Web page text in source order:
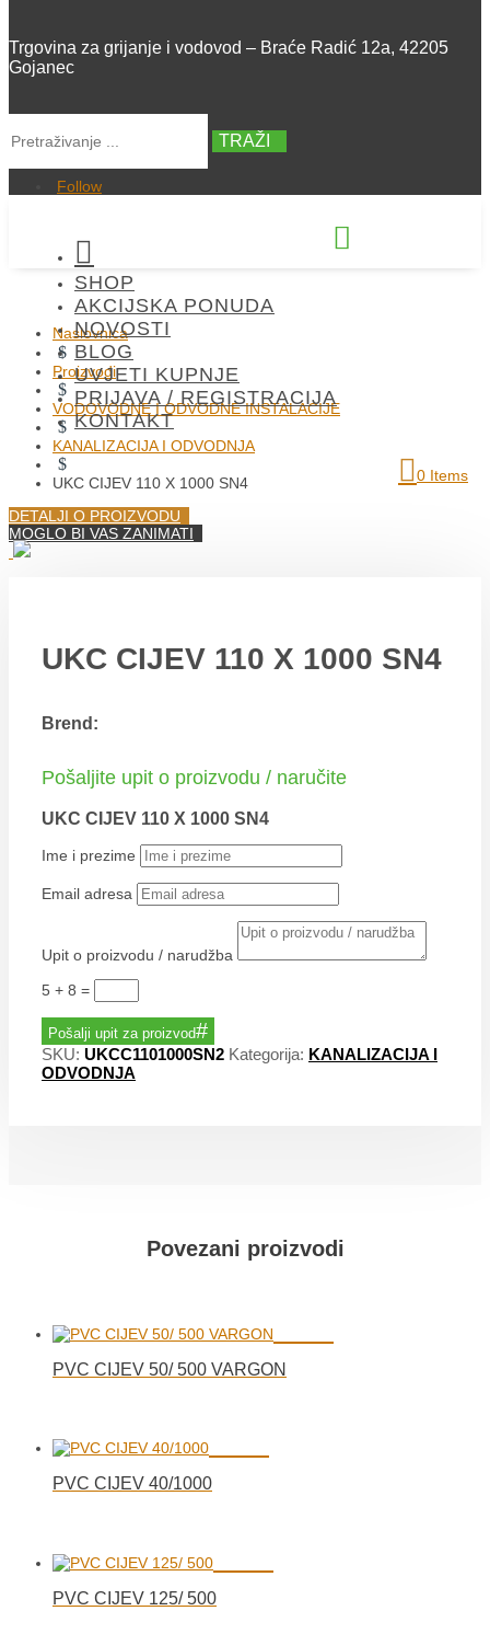
Trgovina za grijanje i vodovod – Braće Radić 12a, 42205
Gojanec
TRAŽI
Follow


SHOP
AKCIJSKA PONUDA
NOVOSTI
BLOG
UVJETI KUPNJE
PRIJAVA / REGISTRACIJA
KONTAKT
0 Items
Naslovnica
$
Proizvodi
$
VODOVODNE I ODVODNE INSTALACIJE
$
KANALIZACIJA I ODVODNJA
$
UKC CIJEV 110 X 1000 SN4
DETALJI O PROIZVODU
MOGLO BI VAS ZANIMATI
UKC CIJEV 110 X 1000 SN4
Brend:
Pošaljite upit o proizvodu / naručite
UKC CIJEV 110 X 1000 SN4
Ime i prezime
Email adresa
Upit o proizvodu / narudžba
5 + 8 =
Pošalji upit za proizvod
SKU: UKCC1101000SN2 Kategorija: KANALIZACIJA I
ODVODNJA
Povezani proizvodi
PVC CIJEV 50/ 500 VARGON
PVC CIJEV 40/1000
PVC CIJEV 125/ 500